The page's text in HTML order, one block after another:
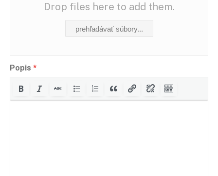
Drop files here to add them.
prehľadávať súbory...
Popis *